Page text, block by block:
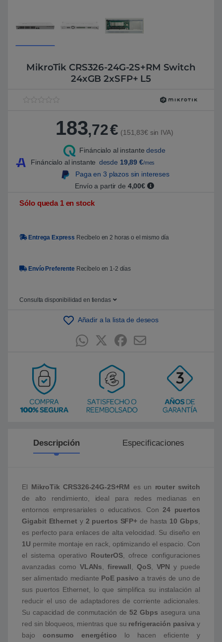
MikroTik CRS326-24G-2S+RM Switch
24xGB 2xSFP+ L5
o
5
o
b
b
a
o
u
t
183,72€ (151,83€ sin IVA)
Fináncialo al instante desde
Fináncialo al instante desde 19,89 €/mes
Paga en 3 plazos sin intereses
Envío a partir de 4,00€
Sólo queda 1 en stock
Entrega Express Recíbelo en 2 horas o el mismo día
Envío Preferente Recíbelo en 1-2 días
Consulta disponibilidad en tiendas
Añadir a la lista de deseos
Descripción Especificaciones
El MikroTik CRS326-24G-2S+RM es un router switch
de alto rendimiento, ideal para redes medianas en
entornos empresariales o educativos. Con24 puertos
Gigabit Ethernety 2 puertos SFP+ de hasta 10 Gbps,
es perfecto para enlaces de alta velocidad. Su diseño en
1U permite montaje en rack, optimizando el espacio. Con
el sistema operativo RouterOS, ofrece configuraciones
avanzadas como VLANs,firewall, QoS, VPN y puede
ser alimentado mediante PoE pasivo a través de uno de
sus puertos Ethernet, lo que simplifica su instalación al
reducir el uso de adaptadores de corriente adicionales.
Su capacidad de conmutación de52 Gbps asegura una
red sin bloqueos, mientras que su refrigeración pasivay
bajo consumo energético lo hacen eficiente y